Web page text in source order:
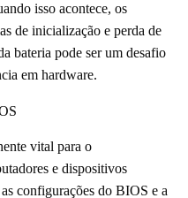
isso acontece, os
de inicialização e perda de
bateria pode ser um desafio
em hardware.
vital para o
e dispositivos
configurações do BIOS e a